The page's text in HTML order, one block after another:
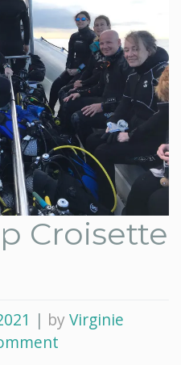
Croisette
| byVirginie